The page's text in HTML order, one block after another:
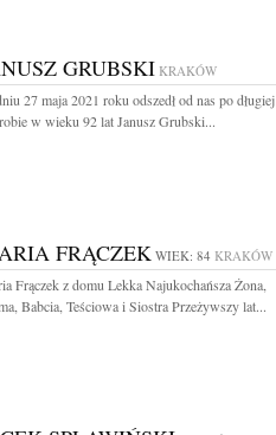
GRUBSKI KRAKÓW
27 maja 2021 roku odszedł od nas po długiej
w wieku 92 lat Janusz Grubski...
FRĄCZEK WIEK: 84 KRAKÓW
Frączek z domu Lekka Najukochańsza Żona,
Babcia, Teściowa i Siostra Przeżywszy lat...